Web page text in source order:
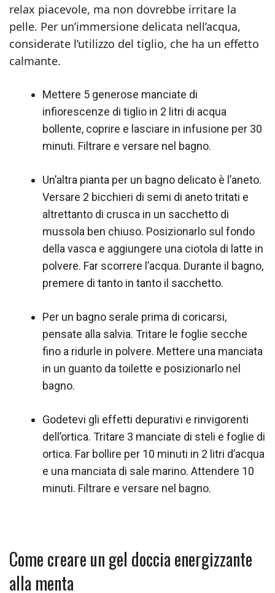
relax piacevole, ma non dovrebbe irritare la
pelle. Per un’immersione delicata nell’acqua,
considerate l’utilizzo del tiglio, che ha un effetto
calmante.
Mettere 5 generose manciate di
infiorescenze di tiglio in 2 litri di acqua
bollente, coprire e lasciare in infusione per 30
minuti. Filtrare e versare nel bagno.
Un’altra pianta per un bagno delicato è l’aneto.
Versare 2 bicchieri di semi di aneto tritati e
altrettanto di crusca in un sacchetto di
mussola ben chiuso. Posizionarlo sul fondo
della vasca e aggiungere una ciotola di latte in
polvere. Far scorrere l’acqua. Durante il bagno,
premere di tanto in tanto il sacchetto.
Per un bagno serale prima di coricarsi,
pensate alla salvia. Tritare le foglie secche
fino a ridurle in polvere. Mettere una manciata
in un guanto da toilette e posizionarlo nel
bagno.
Godetevi gli effetti depurativi e rinvigorenti
dell’ortica. Tritare 3 manciate di steli e foglie di
ortica. Far bollire per 10 minuti in 2 litri d’acqua
e una manciata di sale marino. Attendere 10
minuti. Filtrare e versare nel bagno.
Come creare un gel doccia energizzante
alla menta